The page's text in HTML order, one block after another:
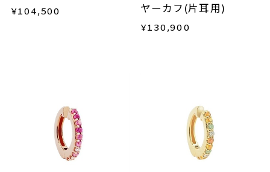
¥104,500
ヤーカフ(片耳用)
¥130,900